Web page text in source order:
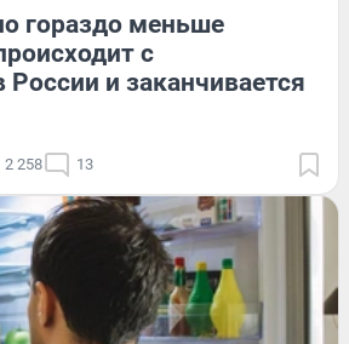
гораздо меньше
с
и заканчивается
2 258 13